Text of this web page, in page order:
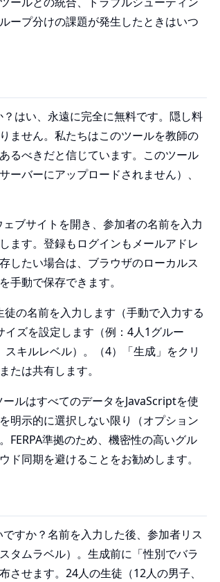
ープ分けの課題が発生したときはいつ
はい、永遠に完全に無料です。隠し料
ません。私たちはこのツールを教師の
るべきだと信じています。このツール
バーにアップロードされません）、
ブサイトを開き、参加者の名前を入力
ます。登録もログインもメールアドレ
したい場合は、ブラウザのローカルス
手動で保存できます。
の名前を入力します（手動で入力する
ズを設定します（例：4人1グルー
キルレベル）。（4）「生成」をクリ
たは共有します。
ルはすべてのデータをJavaScriptを使
明示的に選択しない限り（オプション
FERPA準拠のため、機密性の高いグル
同期を避けることをお勧めします。
すか？名前を入力した後、参加者リス
タムラベル）。生成前に「性別でバラ
せます。24人の生徒（12人の男子、